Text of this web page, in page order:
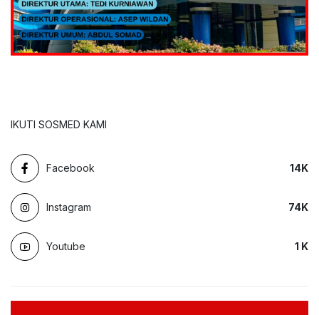
IKUTI SOSMED KAMI
Facebook 14K
Instagram 74K
Youtube 1 K